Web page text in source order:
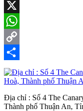
Messenger
X
WhatsApp
Copy
Link
Share
Địa chỉ : Số 4 The
Thành phố Thuận An,